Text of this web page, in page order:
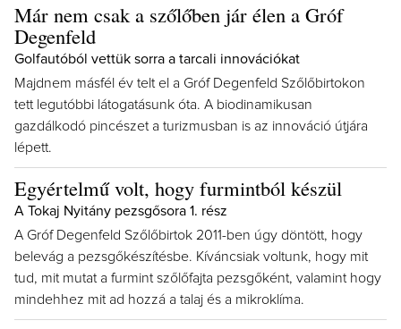
Már nem csak a szőlőben jár élen a Gróf
Degenfeld
Golfautóból vettük sorra a tarcali innovációkat
Majdnem másfél év telt el a Gróf Degenfeld Szőlőbirtokon
tett legutóbbi látogatásunk óta. A biodinamikusan
gazdálkodó pincészet a turizmusban is az innováció útjára
lépett.
Egyértelmű volt, hogy furmintból készül
A Tokaj Nyitány pezsgősora 1. rész
A Gróf Degenfeld Szőlőbirtok 2011-ben úgy döntött, hogy
belevág a pezsgőkészítésbe. Kíváncsiak voltunk, hogy mit
tud, mit mutat a furmint szőlőfajta pezsgőként, valamint hogy
mindehhez mit ad hozzá a talaj és a mikroklíma.